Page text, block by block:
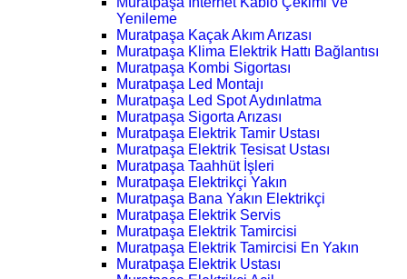
Yenileme
Muratpaşa Kaçak Akım Arızası
Muratpaşa Klima Elektrik Hattı Bağlantısı
Muratpaşa Kombi Sigortası
Muratpaşa Led Montajı
Muratpaşa Led Spot Aydınlatma
Muratpaşa Sigorta Arızası
Muratpaşa Elektrik Tamir Ustası
Muratpaşa Elektrik Tesisat Ustası
Muratpaşa Taahhüt İşleri
Muratpaşa Elektrikçi Yakın
Muratpaşa Bana Yakın Elektrikçi
Muratpaşa Elektrik Servis
Muratpaşa Elektrik Tamircisi
Muratpaşa Elektrik Tamircisi En Yakın
Muratpaşa Elektrik Ustası